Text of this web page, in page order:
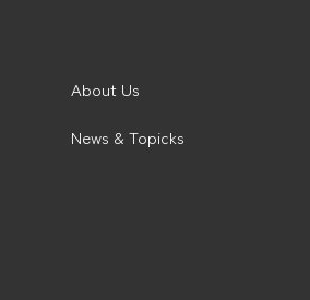
About Us
News & Topicks